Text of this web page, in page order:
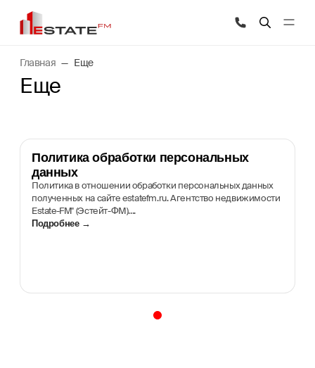
Главная Еще
Еще
Политика обработки персональных
данных
Политика в отношении обработки персональных данных
полученных на сайте estatefm.ru. Агентство недвижимости
Estate-FM" (Эстейт-ФМ)....
Подробнее →